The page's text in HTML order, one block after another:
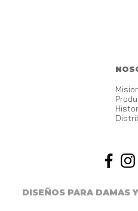
DISEÑOS PARA DAMAS